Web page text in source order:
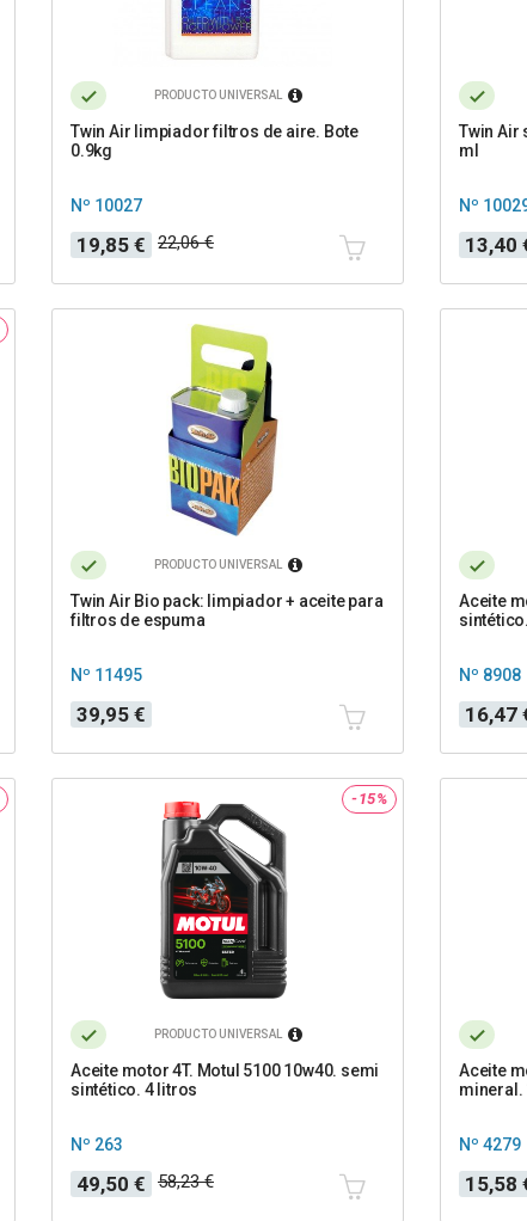
PRODUCTO UNIVERSAL
Twin Air limpiador filtros de aire. Bote
0.9kg
Nº 10027
Precio
19,85 €
Precio
base
22,06 €
Twin Air
ml
Nº
Precio
13,40
Precio
base
PRODUCTO UNIVERSAL
Twin Air Bio pack: limpiador + aceite para
filtros de espuma
Nº 11495
Precio
39,95 €
Aceite
Nº 8908
Precio
16,47
Precio
base
-15%
PRODUCTO UNIVERSAL
Aceite motor 4T. Motul 5100 10w40. semi
sintético. 4 litros
Nº 263
Precio
49,50 €
Precio
base
58,23 €
Aceite
mineral.
Nº 4279
Precio
15,58
Precio
base